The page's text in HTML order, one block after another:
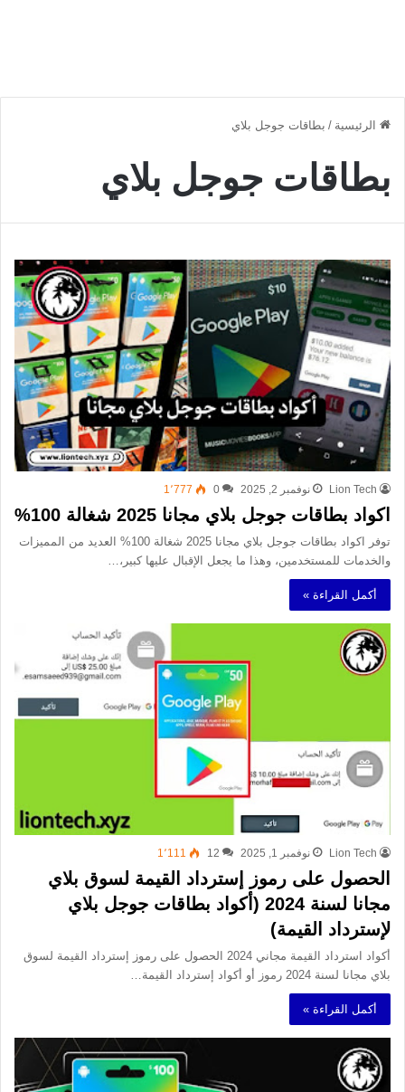
الرئيسية / بطاقات جوجل بلاي
بطاقات جوجل بلاي
Lion Tech نوفمبر 2, 2025 0 1٬777
اكواد بطاقات جوجل بلاي مجانا 2025 شغالة 100%
توفر اكواد بطاقات جوجل بلاي مجانا 2025 شغالة 100% العديد من المميزات
والخدمات للمستخدمين، وهذا ما يجعل الإقبال عليها كبير،…
أكمل القراءة »
Lion Tech نوفمبر 1, 2025 12 1٬111
الحصول على رموز إسترداد القيمة لسوق بلاي
مجانا لسنة 2024 (أكواد بطاقات جوجل بلاي
لإسترداد القيمة)
أكواد استرداد القيمة مجاني 2024 الحصول على رموز إسترداد القيمة لسوق
بلاي مجانا لسنة 2024 رموز أو أكواد إسترداد القيمة…
أكمل القراءة »